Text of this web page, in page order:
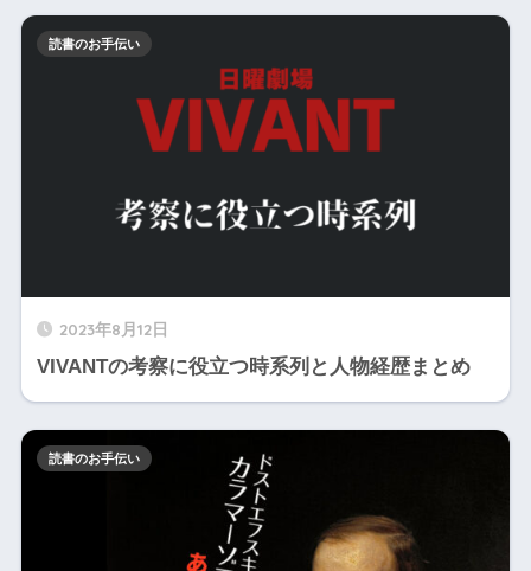
2023年8月12日
VIVANTの考察に役立つ時系列と人物経歴まとめ
読書のお手伝い
読書のお手伝い